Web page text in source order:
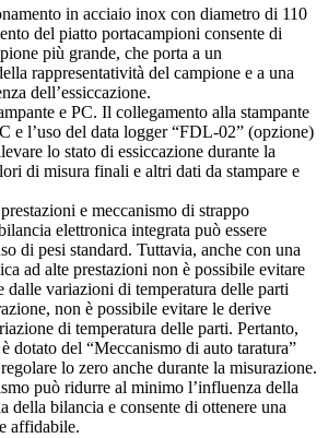
in acciaio inox con diametro di 110
del piatto portacampioni consente di
più grande, che porta a un
rappresentatività del campione e a una
dell’essiccazione.
e PC. Il collegamento alla stampante
e l’uso del data logger “FDL-02” (opzione)
lo stato di essiccazione durante la
di misura finali e altri dati da stampare e
e meccanismo di strappo
elettronica integrata può essere
di pesi standard. Tuttavia, anche con una
ad alte prestazioni non è possibile evitare
dalle variazioni di temperatura delle parti
non è possibile evitare le derive
di temperatura delle parti. Pertanto,
dotato del “Meccanismo di auto taratura”
lo zero anche durante la misurazione.
può ridurre al minimo l’influenza della
della bilancia e consente di ottenere una
affidabile.